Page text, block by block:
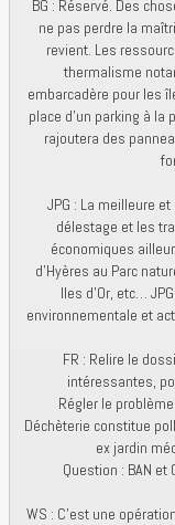
BG : Réservé. Des
ne pas perdre la
revient. Les
thermalisme
embarcadère pour les
place d’un parking à la
rajoutera des
JPG : La meilleure
délestage et les
économiques
d’Hyères au Parc
Iles d'Or, etc…
environnementale et
FR : Relire le
intéressantes,
Régler le
Déchèterie constitue
ex jardin
Question : BAN
WS : C’est une